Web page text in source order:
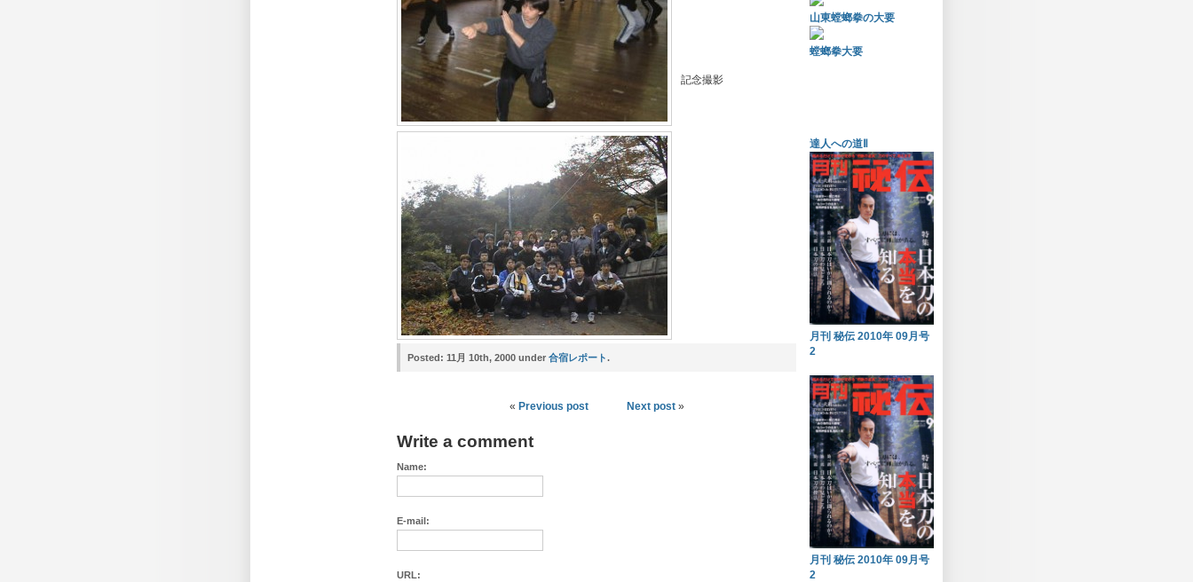
山東螳螂拳の大要
螳螂拳大要
達人への道Ⅱ
月刊 秘伝 2010年 09月号
2
月刊 秘伝 2010年 09月号
2
記念撮影
Posted: 11月 10th, 2000 under 合宿レポート.
« Previous post Next post»
Write a comment
Name:
E-mail:
URL: